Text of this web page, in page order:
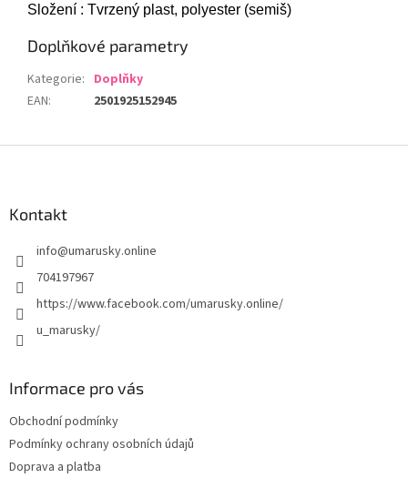
Složení : Tvrzený plast, polyester (semiš)
Doplňkové parametry
Kategorie: Doplňky
EAN: 2501925152945
Kontakt
info@umarusky.online
704197967
https://www.facebook.com/umarusky.online/
u_marusky/
Informace pro vás
Obchodní podmínky
Podmínky ochrany osobních údajů
Doprava a platba